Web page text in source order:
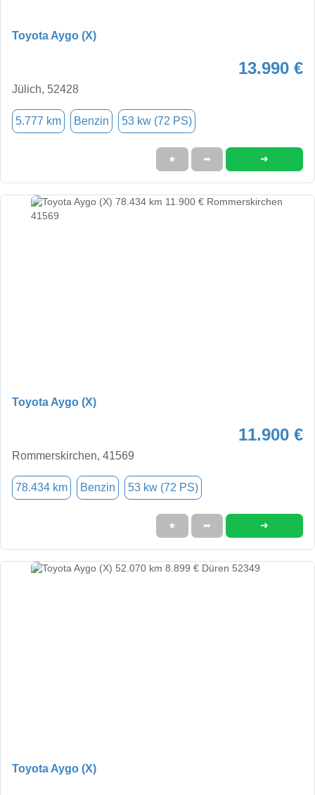
Toyota Aygo (X)
13.990 €
Jülich, 52428
5.777 km Benzin 53 kw (72 PS)
★ ➦ ➜
Toyota Aygo (X)
11.900 €
Rommerskirchen, 41569
78.434 km Benzin 53 kw (72 PS)
★ ➦ ➜
Toyota Aygo (X)